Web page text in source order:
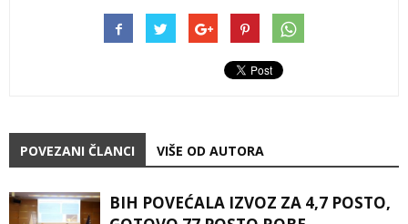
POVEZANI ČLANCI VIŠE OD AUTORA
BIH POVEĆALA IZVOZ ZA 4,7 POSTO,